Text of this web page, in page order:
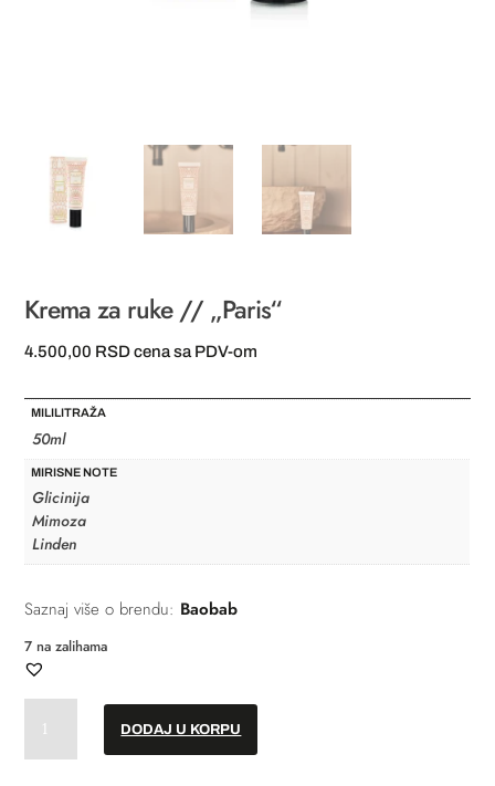
Krema za ruke // „Paris“
4.500,00 RSD cena sa PDV-om
MILILITRAŽA
50ml
MIRISNE NOTE
Glicinija
Mimoza
Linden
Saznaj više o brendu: Baobab
7 na zalihama
ruke
DODAJ U KORPU